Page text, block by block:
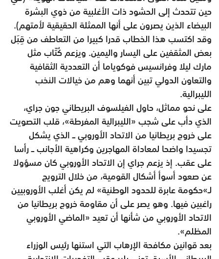
حين تتحدث إلى الحشود ذات الأغلبية من ذوي البشرة
البيضاء الذين يصرون على أنها الممثلة الحقيقية لأمتهم).
وقد اكتسب هذا الخطاب قدرا كبيرا من التعاطف من قِبَل
بعض المثقفين على اليسار واليمين. ويزعم كُتّاب مثل
مارك ليلا وفرانسيس فوكوياما أن التعددية الثقافية
والتعاون الدولي تبين أنهما وهم من خيالات النخب
الليبرالية.
على نحو مماثل، حاول الفيلسوف البريطاني جون جراي،
الذي دأب على شجب «الليبرالية المفرطة»، قلب التصويت
على خروج بريطانيا من الاتحاد الأوروبي ــ الذي يشكل
تجسيدا واضحا لمعاداة المهاجرين وكراهية الأجانب ــ رأسا
على عقب. إذ يزعم جراي إن الاتحاد الأوروبي كان مسؤولا
عن صعود أسوأ أشكال القومية، من خلال الترويج
لـ»حكومة عابرة للحدود الوطنية» لم يكن أغلب الأوروبيين
راغبين فيها. وهو يصر على أن مقاومة خروج بريطانيا من
الاتحاد الأوروبي من شأنها أن تعيد «الماضي الأوروبي
المظلم».
بعد قوانين مكافحة الإرهاب التي استنها رئيس الوزراء